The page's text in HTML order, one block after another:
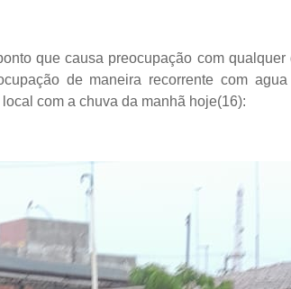
que causa preocupação com qualquer
de maneira recorrente com
com a chuva da manhã hoje(16):